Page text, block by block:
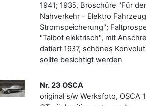
1941; 1935, Broschüre "Für
Nahverkehr - Elektro
Stromspeicherung";
"Talbot elektrisch", mit
datiert 1937, schönes Konvolut,
sollte besichtigt werden
Nr. 23 OSCA
original s/w Werksfoto, OSCA